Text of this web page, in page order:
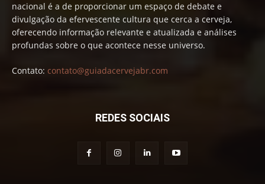
nacional é a de proporcionar um espaço de debate e
divulgação da efervescente cultura que cerca a cerveja,
oferecendo informação relevante e atualizada e análises
profundas sobre o que acontece nesse universo.
Contato: contato@guiadacervejabr.com
REDES SOCIAIS